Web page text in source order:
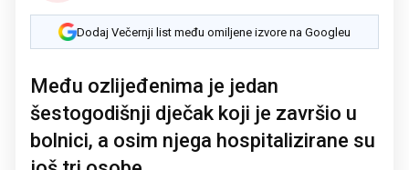
Dodaj Večernji list među omiljene izvore na Googleu
Među ozlijeđenima je jedan
šestogodišnji dječak koji je završio u
bolnici, a osim njega hospitalizirane su